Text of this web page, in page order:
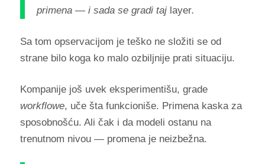
primena — i sada se gradi taj layer.
Sa tom opservacijom je teško ne složiti se od
strane bilo koga ko malo ozbiljnije prati situaciju.
Kompanije još uvek eksperimentišu, grade
workflowe, uče šta funkcioniše. Primena kaska za
sposobnošću. Ali čak i da modeli ostanu na
trenutnom nivou — promena je neizbežna.